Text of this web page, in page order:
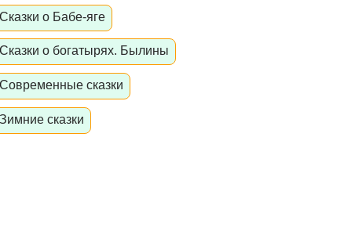
Сказки о Бабе-яге
Сказки о богатырях. Былины
Современные сказки
Зимние сказки